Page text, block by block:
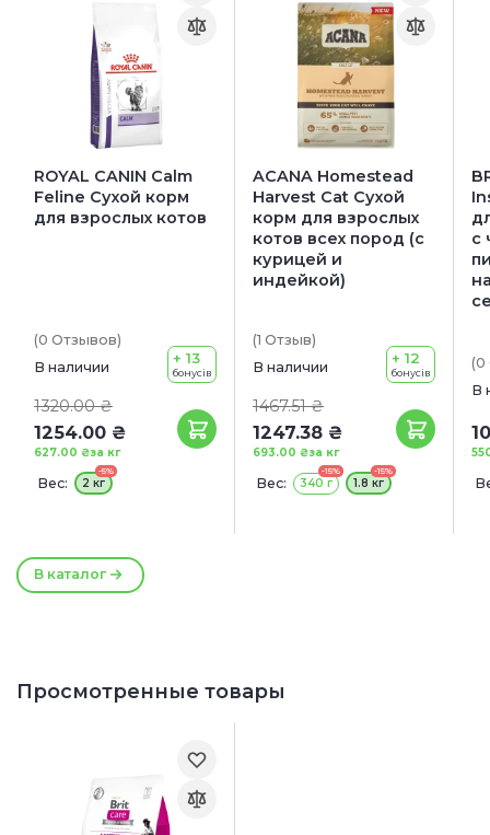
В каталог
ROYAL CANIN Calm
Feline Сухой корм
для взрослых котов
(0 Отзывов)
В наличии
1320.00 ₴
1254.00 ₴
за кг
627.00 ₴
+ 13
бонусів
Вес:
-5%
2 кг
ACANA Homestead
Harvest Cat Сухой
корм для взрослых
котов всех пород (с
курицей и
индейкой)
(1 Отзыв)
В наличии
1467.51 ₴
1247.38 ₴
за кг
693.00 ₴
+ 12
бонусів
Вес:
-15%
340 г
-15%
1.8 кг
с
(0
В
Просмотренные товары